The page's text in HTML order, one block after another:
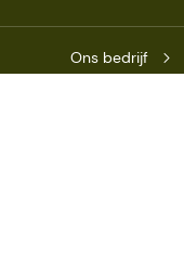
Ons bedrijf